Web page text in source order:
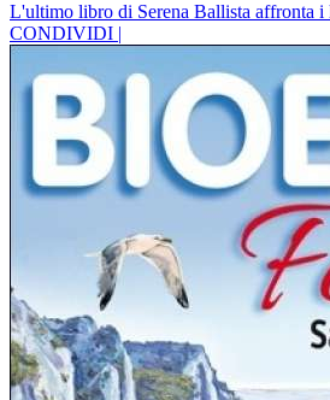
L'ultimo libro di Serena Ballista affronta i
CONDIVIDI |